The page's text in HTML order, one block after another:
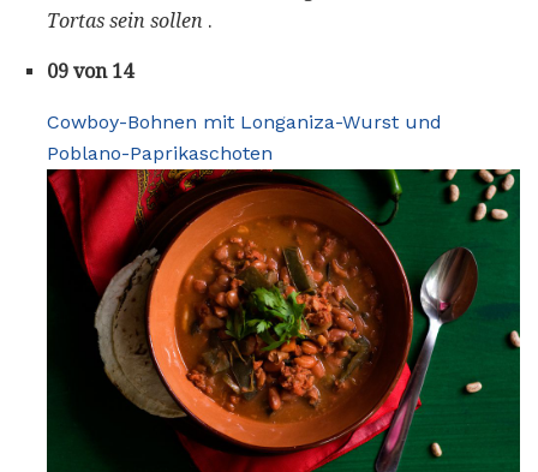
Tortas sein sollen .
09 von 14
Cowboy-Bohnen mit Longaniza-Wurst und
Poblano-Paprikaschoten